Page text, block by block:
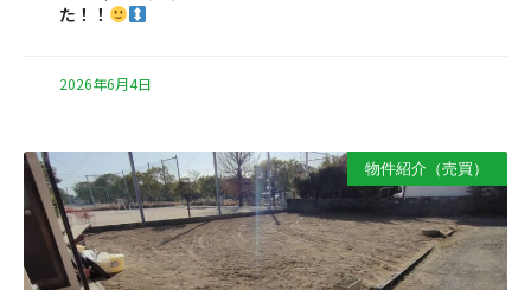
た！！
2026年6月4日
物件紹介（売買）